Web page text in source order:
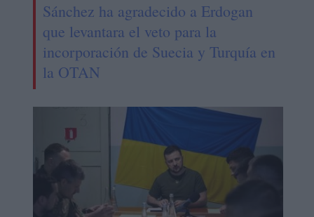
Sánchez ha agradecido a Erdogan
que levantara el veto para la
incorporación de Suecia y Turquía en
la OTAN